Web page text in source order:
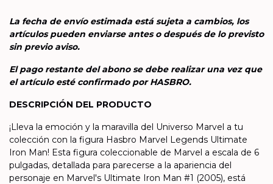
La fecha de envío estimada está sujeta a cambios, los
artículos pueden enviarse antes o después de lo previsto
sin previo aviso.
El pago restante del abono se debe realizar una vez que
el artículo esté confirmado por HASBRO.
DESCRIPCIÓN DEL PRODUCTO
¡Lleva la emoción y la maravilla del Universo Marvel a tu
colección con la figura Hasbro Marvel Legends Ultimate
Iron Man! Esta figura coleccionable de Marvel a escala de 6
pulgadas, detallada para parecerse a la apariencia del
personaje en Marvel's Ultimate Iron Man #1 (2005), está